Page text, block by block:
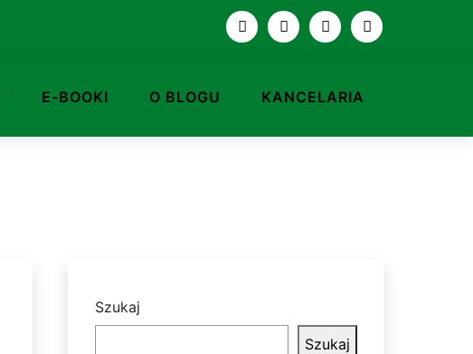
E-BOOKI O BLOGU KANCELARIA
Szukaj
Szukaj